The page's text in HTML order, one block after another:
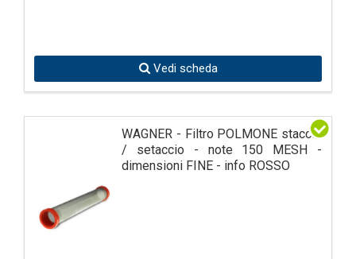
Vedi scheda
WAGNER - Filtro POLMONE staccio
/ setaccio - note 150 MESH -
dimensioni FINE - info ROSSO